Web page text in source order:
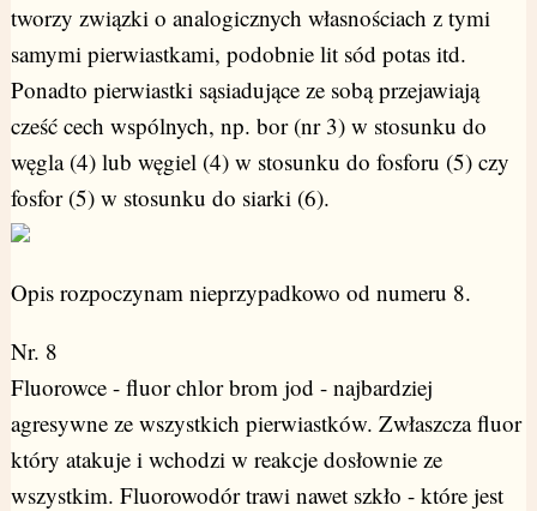
tworzy związki o analogicznych własnościach z tymi
samymi pierwiastkami, podobnie lit sód potas itd.
Ponadto pierwiastki sąsiadujące ze sobą przejawiają
cześć cech wspólnych, np. bor (nr 3) w stosunku do
węgla (4) lub węgiel (4) w stosunku do fosforu (5) czy
fosfor (5) w stosunku do siarki (6).
Opis rozpoczynam nieprzypadkowo od numeru 8.
Nr. 8
Fluorowce - fluor chlor brom jod - najbardziej
agresywne ze wszystkich pierwiastków. Zwłaszcza fluor
który atakuje i wchodzi w reakcje dosłownie ze
wszystkim. Fluorowodór trawi nawet szkło - które jest